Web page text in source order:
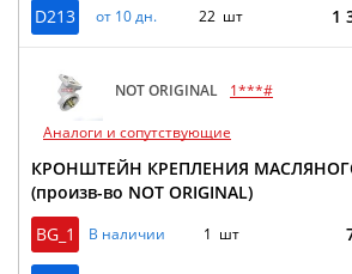
D213 от 10 дн. 22 шт 1
NOT ORIGINAL 1***#
Аналоги и сопутствующие
КРОНШТЕЙН КРЕПЛЕНИЯ
(произв-во NOT ORIGINAL)
BG_1
В наличии 1 шт